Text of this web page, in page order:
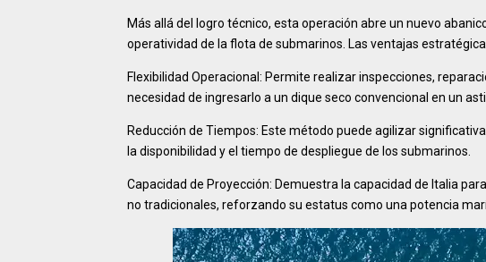
Más allá del logro técnico, esta operación abre un nuevo
operatividad de la flota de submarinos. Las ventajas
Flexibilidad Operacional: Permite realizar inspecciones,
necesidad de ingresarlo a un dique seco convencional en un
Reducción de Tiempos: Este método puede agilizar
la disponibilidad y el tiempo de despliegue de los submarinos.
Capacidad de Proyección: Demuestra la capacidad de Italia
no tradicionales, reforzando su estatus como una potencia